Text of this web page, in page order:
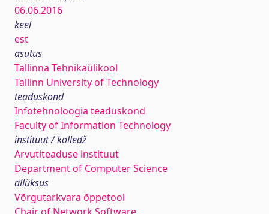
06.06.2016
keel
est
asutus
Tallinna Tehnikaülikool
Tallinn University of Technology
teaduskond
Infotehnoloogia teaduskond
Faculty of Information Technology
instituut / kolledž
Arvutiteaduse instituut
Department of Computer Science
allüksus
Võrgutarkvara õppetool